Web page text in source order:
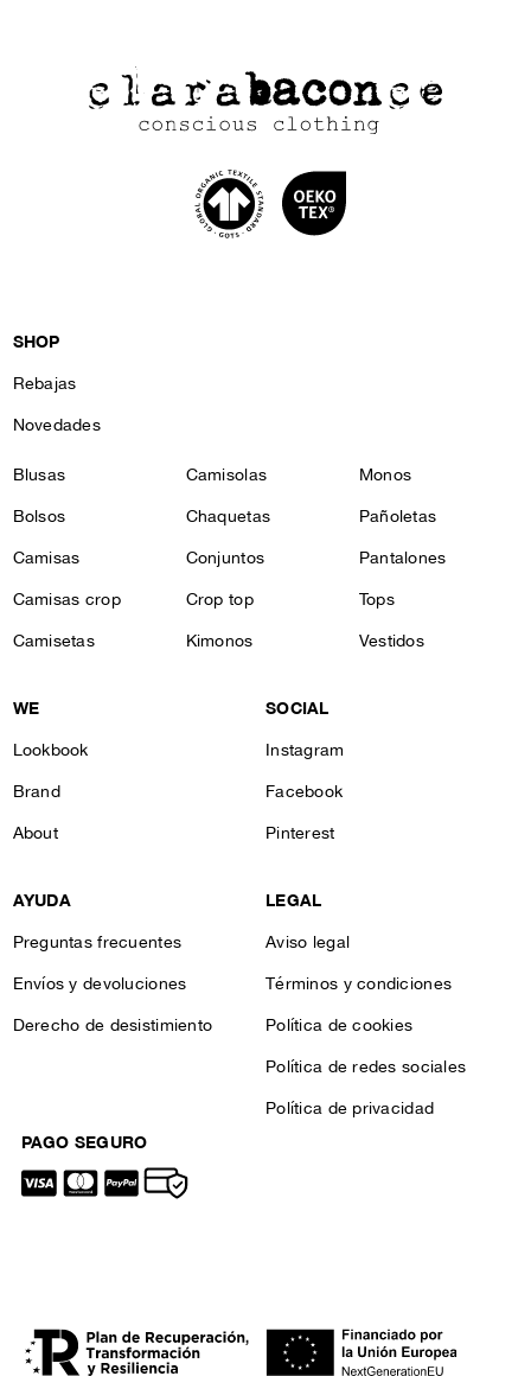
SHOP
Rebajas
Novedades
Blusas
Bolsos
Camisas
Camisas crop
Camisetas
Camisolas
Chaquetas
Conjuntos
Crop top
Kimonos
Monos
Pañoletas
Pantalones
Tops
Vestidos
WE
Lookbook
Brand
About
SOCIAL
Instagram
Facebook
Pinterest
AYUDA
Preguntas frecuentes
Envíos y devoluciones
Derecho de desistimiento
LEGAL
Aviso legal
Términos y condiciones
Política de cookies
Política de redes sociales
Política de privacidad
PAGO SEGURO